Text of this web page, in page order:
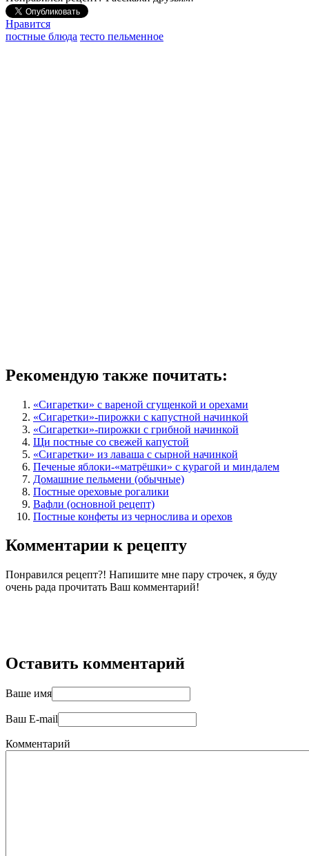
Нравится
постные блюда тесто пельменное
Рекомендую также почитать:
«Сигаретки» с вареной сгущенкой и орехами
«Сигаретки»-пирожки с капустной начинкой
«Сигаретки»-пирожки с грибной начинкой
Щи постные со свежей капустой
«Сигаретки» из лаваша с сырной начинкой
Печеные яблоки-«матрёшки» с курагой и миндалем
Домашние пельмени (обычные)
Постные ореховые рогалики
Вафли (основной рецепт)
Постные конфеты из чернослива и орехов
Комментарии к рецепту
Понравился рецепт?! Напишите мне пару строчек, я буду
очень рада прочитать Ваш комментарий!
Оставить комментарий
Ваше имя
Ваш E-mail
Комментарий